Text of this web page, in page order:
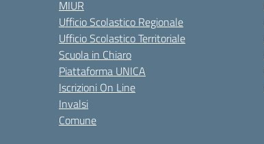
MIUR
Ufficio Scolastico Regionale
Ufficio Scolastico Territoriale
Scuola in Chiaro
Piattaforma UNICA
Iscrizioni On Line
Invalsi
Comune